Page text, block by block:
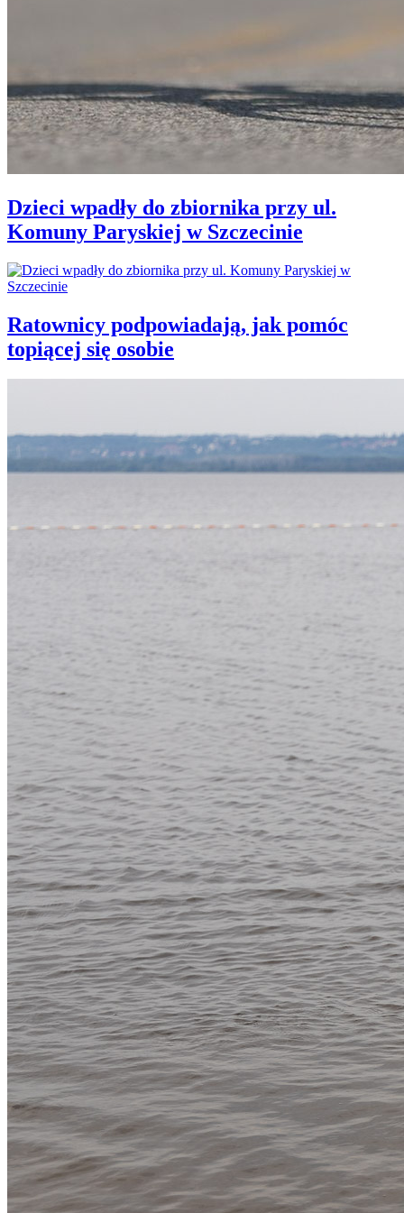
Dzieci wpadły do zbiornika przy ul.
Komuny Paryskiej w Szczecinie
Ratownicy podpowiadają, jak pomóc
topiącej się osobie